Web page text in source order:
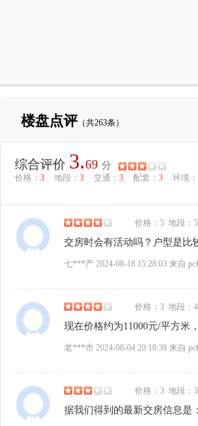
楼盘点评（共263条）
综合评价 3.69 分
价格： 3 地段： 3 交通： 3 配套： 3 环境：
价格： 5 地段： 5
交房时会有活动吗？户型是比
七***产 2024-08-18 15:28:03 来自
价格： 3 地段： 4
现在价格约为11000元/平方米
老***市 2024-08-04 20:10:38 来自
价格： 3 地段： 3
据我们得到的最新交房信息是